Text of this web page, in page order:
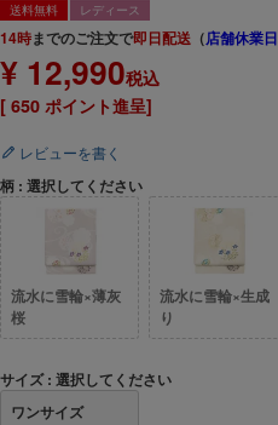
送料無料
レディース
14時までのご注文で即日配送 （店舗休業日
¥ 12,990税込
[ 650 ポイント進呈]
レビューを書く
柄 選択してください
流水に雪輪×薄灰
桜
流水に雪輪×生成
り
サイズ 選択してください
ワンサイズ